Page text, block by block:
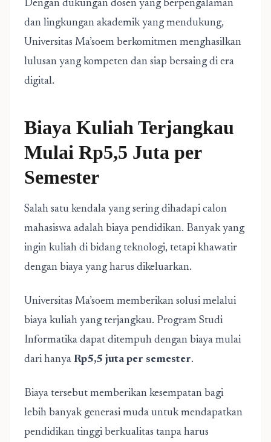
Dengan dukungan dosen yang berpengalaman
dan lingkungan akademik yang mendukung,
Universitas Ma’soem berkomitmen menghasilkan
lulusan yang kompeten dan siap bersaing di era
digital.
Biaya Kuliah Terjangkau
Mulai Rp5,5 Juta per
Semester
Salah satu kendala yang sering dihadapi calon
mahasiswa adalah biaya pendidikan. Banyak yang
ingin kuliah di bidang teknologi, tetapi khawatir
dengan biaya yang harus dikeluarkan.
Universitas Ma’soem memberikan solusi melalui
biaya kuliah yang terjangkau. Program Studi
Informatika dapat ditempuh dengan biaya mulai
dari hanya Rp5,5 juta per semester.
Biaya tersebut memberikan kesempatan bagi
lebih banyak generasi muda untuk mendapatkan
pendidikan tinggi berkualitas tanpa harus